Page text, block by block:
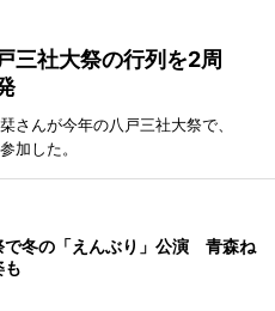
三社大祭の行列を2周
さんが今年の八戸三社大祭で、
加した。
で冬の「えんぶり」公演 青森ね
も